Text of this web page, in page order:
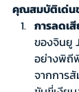
คุณสมบัติเด่น
การลดเ
ของจินยู
อย่างพิถี
จากการ